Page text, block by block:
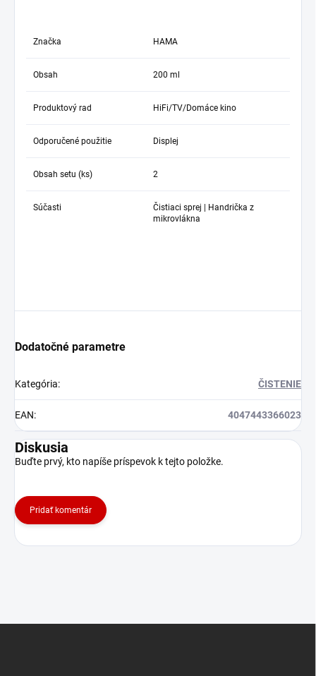
Značka HAMA
Obsah 200 ml
Produktový rad HiFi/TV/Domáce kino
Odporučené použitie Displej
Obsah setu (ks) 2
Súčasti
Čistiaci sprej | Handrička z
mikrovlákna
Dodatočné parametre
Kategória: ČISTENIE
EAN: 4047443366023
Diskusia
Buďte prvý, kto napíše príspevok k tejto položke.
Pridať komentár